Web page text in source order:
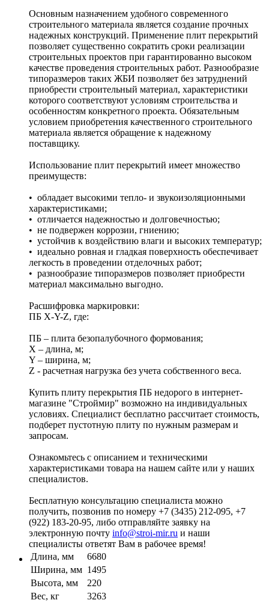
Основным назначением удобного современного
строительного материала является создание прочных
надежных конструкций. Применение плит перекрытий
позволяет существенно сократить сроки реализации
строительных проектов при гарантированно высоком
качестве проведения строительных работ. Разнообразие
типоразмеров таких ЖБИ позволяет без затруднений
приобрести строительный материал, характеристики
которого соответствуют условиям строительства и
особенностям конкретного проекта. Обязательным
условием приобретения качественного строительного
материала является обращение к надежному
поставщику.
Использование плит перекрытий имеет множество
преимуществ:
• обладает высокими тепло- и звукоизоляционными
характеристиками;
• отличается надежностью и долговечностью;
• не подвержен коррозии, гниению;
• устойчив к воздействию влаги и высоких температур;
• идеально ровная и гладкая поверхность обеспечивает
легкость в проведении отделочных работ;
• разнообразие типоразмеров позволяет приобрести
материал максимально выгодно.
Расшифровка маркировки:
ПБ X-Y-Z, где:
ПБ – плита безопалубочного формования;
X – длина, м;
Y – ширина, м;
Z - расчетная нагрузка без учета собственного веса.
Купить плиту перекрытия ПБ недорого в интернет-
магазине "Строймир" возможно на индивидуальных
условиях. Специалист бесплатно рассчитает стоимость,
подберет пустотную плиту по нужным размерам и
запросам.
Ознакомьтесь с описанием и техническими
характеристиками товара на нашем сайте или у наших
специалистов.
Бесплатную консультацию специалиста можно
получить, позвонив по номеру +7 (3435) 212-095, +7
(922) 183-20-95, либо отправляйте заявку на
электронную почту info@stroi-mir.ru и наши
специалисты ответят Вам в рабочее время!
Длина, мм
6680
Ширина, мм 1495
Высота, мм
220
Вес, кг
3263